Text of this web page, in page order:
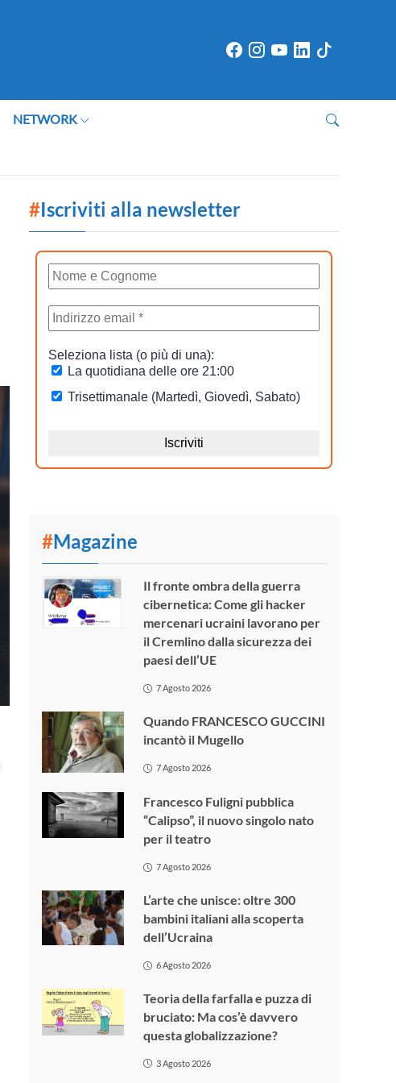
NETWORK
#Iscriviti alla newsletter
#Magazine
Il fronte ombra della guerra
cibernetica: Come gli hacker
mercenari ucraini lavorano per
il Cremlino dalla sicurezza dei
paesi dell’UE
7 Agosto 2026
Quando FRANCESCO GUCCINI
incantò il Mugello
7 Agosto 2026
Francesco Fuligni pubblica
“Calipso”, il nuovo singolo nato
per il teatro
7 Agosto 2026
L’arte che unisce: oltre 300
bambini italiani alla scoperta
dell’Ucraina
6 Agosto 2026
Teoria della farfalla e puzza di
bruciato: Ma cos’è davvero
questa globalizzazione?
3 Agosto 2026